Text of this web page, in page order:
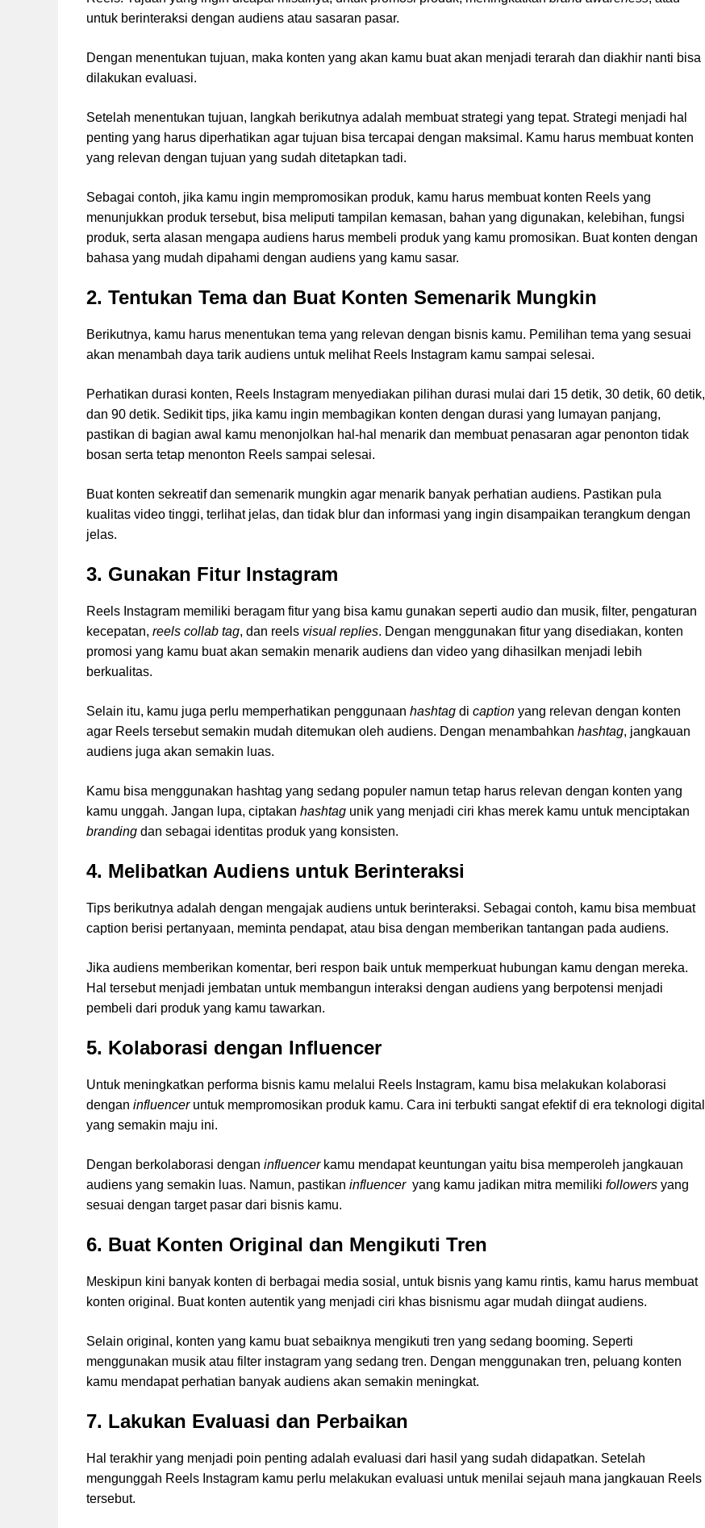
untuk berinteraksi dengan audiens atau sasaran pasar.
Dengan menentukan tujuan, maka konten yang akan kamu buat akan menjadi terarah dan diakhir nanti bisa
dilakukan evaluasi.
Setelah menentukan tujuan, langkah berikutnya adalah membuat strategi yang tepat. Strategi menjadi hal
penting yang harus diperhatikan agar tujuan bisa tercapai dengan maksimal. Kamu harus membuat konten
yang relevan dengan tujuan yang sudah ditetapkan tadi.
Sebagai contoh, jika kamu ingin mempromosikan produk, kamu harus membuat konten Reels yang
menunjukkan produk tersebut, bisa meliputi tampilan kemasan, bahan yang digunakan, kelebihan, fungsi
produk, serta alasan mengapa audiens harus membeli produk yang kamu promosikan. Buat konten dengan
bahasa yang mudah dipahami dengan audiens yang kamu sasar.
2. Tentukan Tema dan Buat Konten Semenarik Mungkin
Berikutnya, kamu harus menentukan tema yang relevan dengan bisnis kamu. Pemilihan tema yang sesuai
akan menambah daya tarik audiens untuk melihat Reels Instagram kamu sampai selesai.
Perhatikan durasi konten, Reels Instagram menyediakan pilihan durasi mulai dari 15 detik, 30 detik, 60 detik,
dan 90 detik. Sedikit tips, jika kamu ingin membagikan konten dengan durasi yang lumayan panjang,
pastikan di bagian awal kamu menonjolkan hal-hal menarik dan membuat penasaran agar penonton tidak
bosan serta tetap menonton Reels sampai selesai.
Buat konten sekreatif dan semenarik mungkin agar menarik banyak perhatian audiens. Pastikan pula
kualitas video tinggi, terlihat jelas, dan tidak blur dan informasi yang ingin disampaikan terangkum dengan
jelas.
3. Gunakan Fitur Instagram
Reels Instagram memiliki beragam fitur yang bisa kamu gunakan seperti audio dan musik, filter, pengaturan
kecepatan, reels collab tag, dan reels visual replies. Dengan menggunakan fitur yang disediakan, konten
promosi yang kamu buat akan semakin menarik audiens dan video yang dihasilkan menjadi lebih
berkualitas.
Selain itu, kamu juga perlu memperhatikan penggunaan hashtag di caption yang relevan dengan konten
agar Reels tersebut semakin mudah ditemukan oleh audiens. Dengan menambahkan hashtag, jangkauan
audiens juga akan semakin luas.
Kamu bisa menggunakan hashtag yang sedang populer namun tetap harus relevan dengan konten yang
kamu unggah. Jangan lupa, ciptakan hashtag unik yang menjadi ciri khas merek kamu untuk menciptakan
branding dan sebagai identitas produk yang konsisten.
4. Melibatkan Audiens untuk Berinteraksi
Tips berikutnya adalah dengan mengajak audiens untuk berinteraksi. Sebagai contoh, kamu bisa membuat
caption berisi pertanyaan, meminta pendapat, atau bisa dengan memberikan tantangan pada audiens.
Jika audiens memberikan komentar, beri respon baik untuk memperkuat hubungan kamu dengan mereka.
Hal tersebut menjadi jembatan untuk membangun interaksi dengan audiens yang berpotensi menjadi
pembeli dari produk yang kamu tawarkan.
5. Kolaborasi dengan Influencer
Untuk meningkatkan performa bisnis kamu melalui Reels Instagram, kamu bisa melakukan kolaborasi
dengan influencer untuk mempromosikan produk kamu. Cara ini terbukti sangat efektif di era teknologi digital
yang semakin maju ini.
Dengan berkolaborasi dengan influencer kamu mendapat keuntungan yaitu bisa memperoleh jangkauan
audiens yang semakin luas. Namun, pastikan influencer yang kamu jadikan mitra memiliki followers yang
sesuai dengan target pasar dari bisnis kamu.
6. Buat Konten Original dan Mengikuti Tren
Meskipun kini banyak konten di berbagai media sosial, untuk bisnis yang kamu rintis, kamu harus membuat
konten original. Buat konten autentik yang menjadi ciri khas bisnismu agar mudah diingat audiens.
Selain original, konten yang kamu buat sebaiknya mengikuti tren yang sedang booming. Seperti
menggunakan musik atau filter instagram yang sedang tren. Dengan menggunakan tren, peluang konten
kamu mendapat perhatian banyak audiens akan semakin meningkat.
7. Lakukan Evaluasi dan Perbaikan
Hal terakhir yang menjadi poin penting adalah evaluasi dari hasil yang sudah didapatkan. Setelah
mengunggah Reels Instagram kamu perlu melakukan evaluasi untuk menilai sejauh mana jangkauan Reels
tersebut.